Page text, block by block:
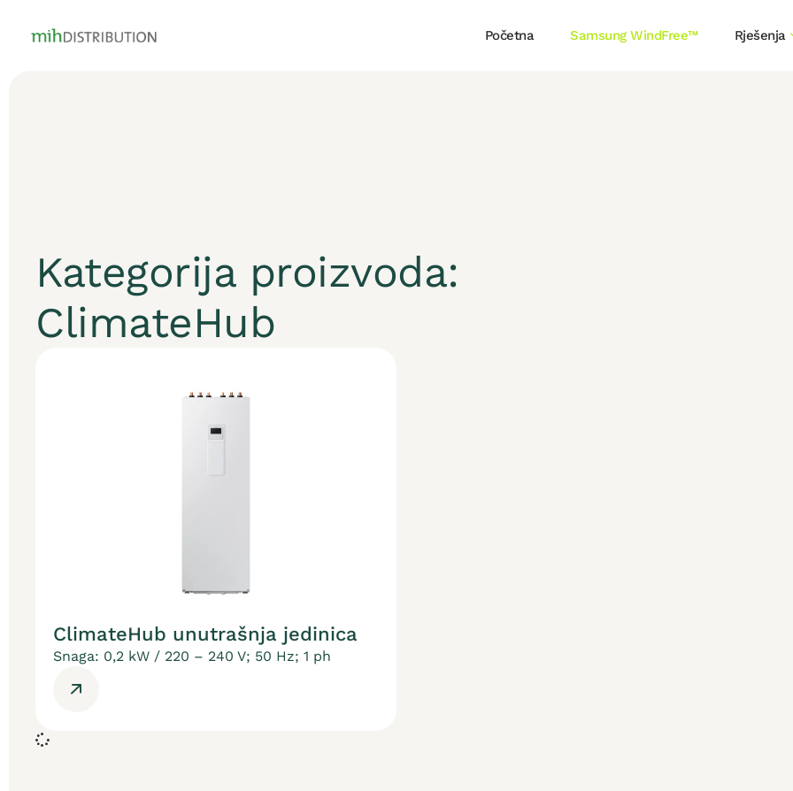
Početna Samsung WindFree™ Rješenja
Kategorija proizvoda:
ClimateHub
ClimateHub unutrašnja jedinica
Snaga: 0,2 kW / 220 – 240 V; 50 Hz; 1 ph